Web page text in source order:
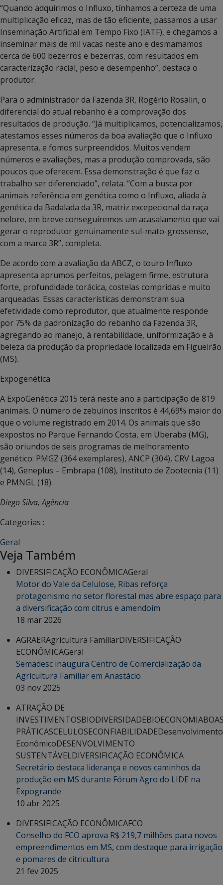
“Quando adquirimos o Influxo, tínhamos a certeza de uma
multiplicação eficaz, mas de tão eficiente, passamos a usar
Inseminação Artificial em Tempo Fixo (IATF), e chegamos a
inseminar mais de mil vacas neste ano e desmamamos
cerca de 600 bezerros e bezerras, com resultados em
caracterização racial, peso e desempenho”, destaca o
produtor.
Para o administrador da Fazenda 3R, Rogério Rosalin, o
diferencial do atual rebanho é a comprovação dos
resultados de produção. “Já multiplicamos, potencializamos,
atestamos esses números da boa avaliação que o Influxo
apresenta, e fomos surpreendidos. Muitos vendem
números e avaliações, mas a produção comprovada, são
poucos que oferecem. Essa demonstração é que faz o
trabalho ser diferenciado”, relata. “Com a busca por
animais referência em genética como o Influxo, aliada à
genética da Badalada da 3R, matriz excepecional da raça
nelore, em breve conseguiremos um acasalamento que vai
gerar o reprodutor genuinamente sul-mato-grossense,
com a marca 3R”, completa.
De acordo com a avaliação da ABCZ, o touro Influxo
apresenta aprumos perfeitos, pelagem firme, estrutura
forte, profundidade torácica, costelas compridas e muito
arqueadas. Essas características demonstram sua
efetividade como reprodutor, que atualmente responde
por 75% da padronização do rebanho da Fazenda 3R,
agregando ao manejo, à rentabilidade, uniformização e à
beleza da produção da propriedade localizada em Figueirão
(MS).
Expogenética
A ExpoGenética 2015 terá neste ano a participação de 819
animais. O número de zebuínos inscritos é 44,69% maior do
que o volume registrado em 2014. Os animais que são
expostos no Parque Fernando Costa, em Uberaba (MG),
são oriundos de seis programas de melhoramento
genético: PMGZ (364 exemplares), ANCP (304), CRV Lagoa
(14), Geneplus – Embrapa (108), Instituto de Zootecnia (11)
e PMNGL (18).
Diego Silva, Agência
Categorias :
Geral
Veja Também
DIVERSIFICAÇÃO ECONÔMICAGeral
Motor do Vale da Celulose, Ribas reforça
protagonismo no setor florestal mas abre espaço para
a diversificação com citrus e amendoim
18 mar 2026
AGRAERAgricultura FamiliarDIVERSIFICAÇÃO
ECONÔMICAGeral
Semadesc inaugura Centro de Comercialização da
Agricultura Familiar em Anastácio
03 nov 2025
ATRAÇÃO DE
INVESTIMENTOSBIODIVERSIDADEBIOECONOMIA
PRÁTICASCELULOSECONFIABILIDADEDesenvolvimento
EconômicoDESENVOLVIMENTO
SUSTENTÁVELDIVERSIFICAÇÃO ECONÔMICA
Secretário destaca liderança e novos caminhos da
produção em MS durante Fórum Agro do LIDE na
Expogrande
10 abr 2025
DIVERSIFICAÇÃO ECONÔMICAFCO
Conselho do FCO aprova R$ 219,7 milhões para novos
empreendimentos em MS, com destaque para irrigação
e pomares de citricultura
21 fev 2025